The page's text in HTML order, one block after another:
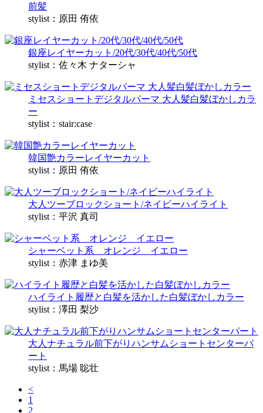
前髪
stylist：原田 侑依
銀座レイヤーカット/20代/30代/40代/50代
stylist：佐々木 ナターシャ
ミセスショートデジタルパーマ 大人髪白髪ぼかしカラ
ー
stylist：stair:case
韓国艶カラーレイヤーカット
stylist：原田 侑依
大人ツーブロックショート/ネイビーハイライト
stylist：平沢 真司
シャーベット系 オレンジ イエロー
stylist：赤津 まゆ美
ハイライト履歴と白髪を活かした白髪ぼかしカラー
stylist：澤田 梨沙
大人ナチュラル前下がりハンサムショートセンターパ
ート
stylist：馬場 聡壮
<
1
2